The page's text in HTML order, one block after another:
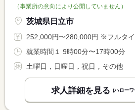
（事業所の意向により公開していません）
茨城県日立市
252,000円〜280,000円 ※フルタイム求人の場合は月額（換算額）、パート
就業時間１ 9時00分〜17時00分
土曜日，日曜日，祝日，その他
求人詳細を見る (ハロー